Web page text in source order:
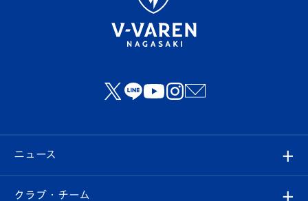
ニュース
すべて
クラブ・チーム